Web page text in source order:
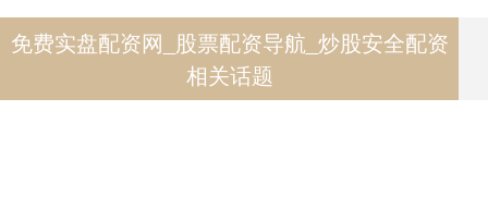
免费实盘配资网_股票配资导航_炒股安全配资
相关话题